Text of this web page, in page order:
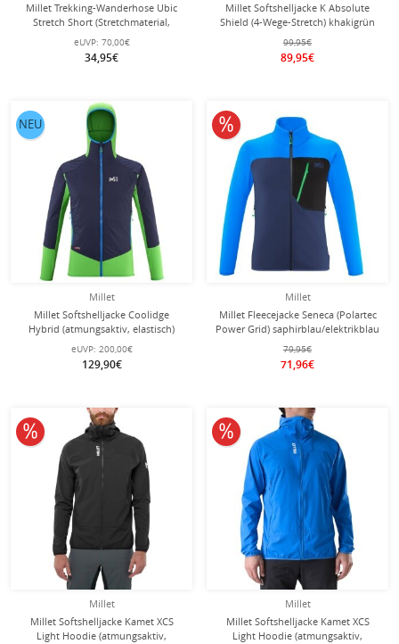
Millet Trekking-Wanderhose Ubic
Stretch Short (Stretchmaterial,
optimale Bewegungsfreiheit) kurz
beige/braun Herren
eUVP: 70,00€
34,95€
Millet Softshelljacke K Absolute
Shield (4-Wege-Stretch) khakigrün
Herren
99,95€
89,95€
Millet
Millet Softshelljacke Coolidge
Hybrid (atmungsaktiv, elastisch)
grün/saphirblau Herren
eUVP: 200,00€
129,90€
NEU
Millet
Millet Fleecejacke Seneca (Polartec
Power Grid) saphirblau/elektrikblau
Herren
79,95€
71,96€
10% reduziert
Millet
Millet Softshelljacke Kamet XCS
Light Hoodie (atmungsaktiv,
10% reduziert
Millet
Millet Softshelljacke Kamet XCS
Light Hoodie (atmungsaktiv,
10% reduziert